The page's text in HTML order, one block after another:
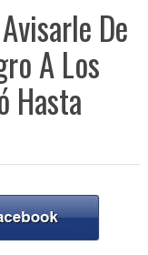
De
A Los
Hasta